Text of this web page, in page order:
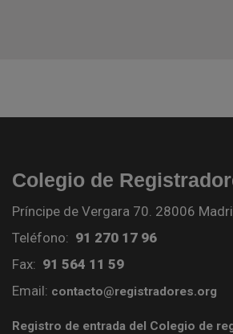
Colegio de
Príncipe de Vergara 70. 28006
Teléfono: 91 270 17 96
Fax: 91 564 11 59
Email: contacto@registradores.org
Registro de entrada del Colegio de